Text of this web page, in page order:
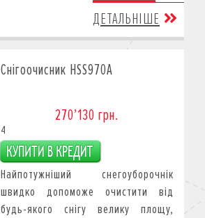
ДЕТАЛЬНІШЕ
Снігоочисник HSS970A
270’130 грн.
4
Найпотужніший снегоуборочнік
швидко допоможе очистити від
будь-якого снігу велику площу,